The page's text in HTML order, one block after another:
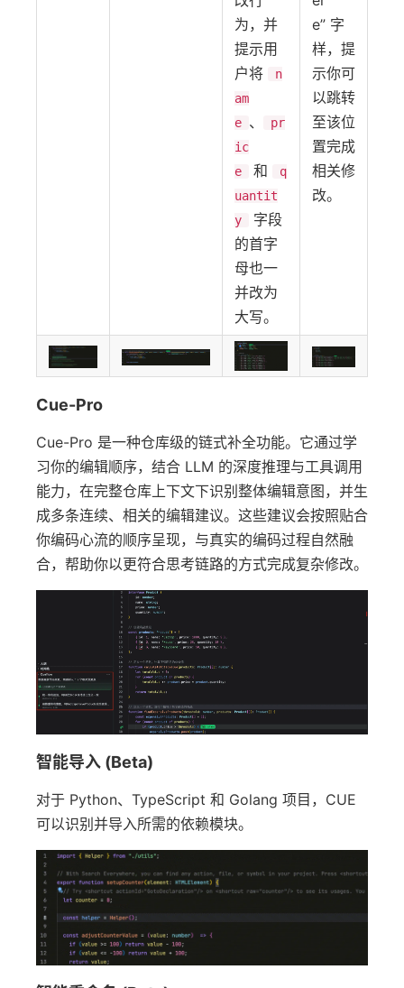
为，并
提示用
户将
n
am
e 、
pr
ic
e
和
q
uantit
y
字段
的首字
母也一
并改为
大写。
e” 字
样，提
示你可
以跳转
至该位
置完成
相关修
改。
Cue-Pro
Cue-Pro 是一种仓库级的链式补全功能。它通过学
习你的编辑顺序，结合 LLM 的深度推理与工具调用
能力，在完整仓库上下文下识别整体编辑意图，并生
成多条连续、相关的编辑建议。这些建议会按照贴合
你编码心流的顺序呈现，与真实的编码过程自然融
合，帮助你以更符合思考链路的方式完成复杂修改。
智能导入 (Beta)
对于 Python、TypeScript 和 Golang 项目，CUE
可以识别并导入所需的依赖模块。